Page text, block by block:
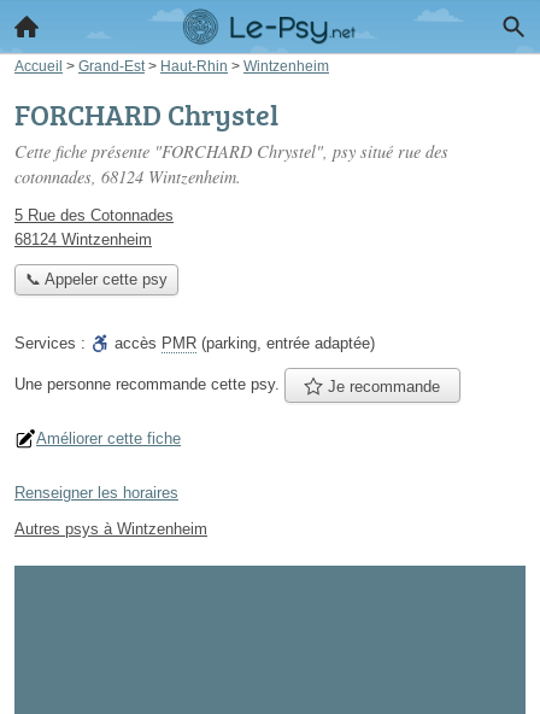
Accueil > Grand-Est > Haut-Rhin > Wintzenheim
FORCHARD Chrystel
Cette fiche présente "FORCHARD Chrystel", psy situé rue des
cotonnades, 68124 Wintzenheim.
5 Rue des Cotonnades
68124 Wintzenheim
📞 Appeler cette psy
Services : accès PMR (parking, entrée adaptée)
Une personne recommande cette psy. Je recommande
Améliorer cette fiche
Renseigner les horaires
Autres psys à Wintzenheim